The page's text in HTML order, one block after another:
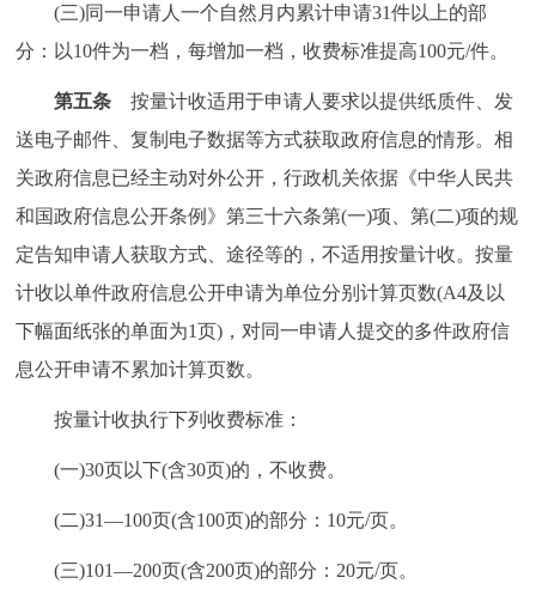
(三)同一申请人一个自然月内累计申请31件以上的部
分：以10件为一档，每增加一档，收费标准提高100元/件。
第五条 按量计收适用于申请人要求以提供纸质件、发
送电子邮件、复制电子数据等方式获取政府信息的情形。相
关政府信息已经主动对外公开，行政机关依据《中华人民共
和国政府信息公开条例》第三十六条第(一)项、第(二)项的规
定告知申请人获取方式、途径等的，不适用按量计收。按量
计收以单件政府信息公开申请为单位分别计算页数(A4及以
下幅面纸张的单面为1页)，对同一申请人提交的多件政府信
息公开申请不累加计算页数。
按量计收执行下列收费标准：
(一)30页以下(含30页)的，不收费。
(二)31—100页(含100页)的部分：10元/页。
(三)101—200页(含200页)的部分：20元/页。